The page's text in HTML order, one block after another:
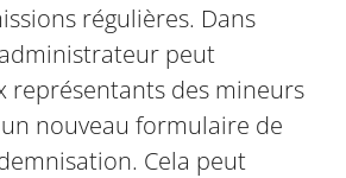
régulières. Dans
peut
représentants des mineurs
nouveau formulaire de
Cela peut